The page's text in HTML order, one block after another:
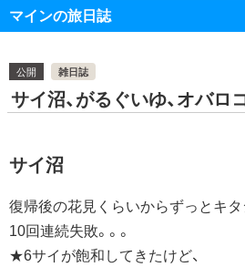
マインの旅日誌
公開
雑日誌
サイ沼、がるぐいゆ、オバロ
サイ沼
復帰後の花見くらいからずっとキタ
10回連続失敗。。。
★6サイが飽和してきたけど、